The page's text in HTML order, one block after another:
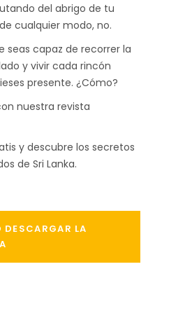
del abrigo de tu
cualquier modo, no.
seas capaz de recorrer la
y vivir cada rincón
presente. ¿Cómo?
nuestra revista
y descubre los secretos
de Sri Lanka.
DESCARGAR LA